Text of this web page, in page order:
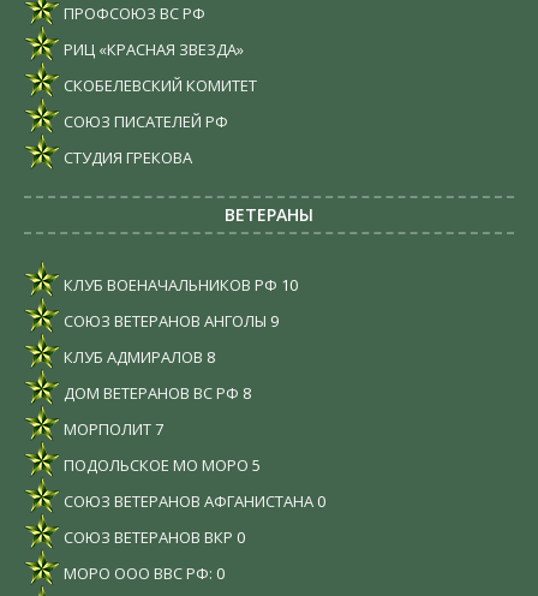
ПРОФСОЮЗ ВС РФ
РИЦ «КРАСНАЯ ЗВЕЗДА»
СКОБЕЛЕВСКИЙ КОМИТЕТ
СОЮЗ ПИСАТЕЛЕЙ РФ
СТУДИЯ ГРЕКОВА
ВЕТЕРАНЫ
КЛУБ ВОЕНАЧАЛЬНИКОВ РФ 10
СОЮЗ ВЕТЕРАНОВ АНГОЛЫ 9
КЛУБ АДМИРАЛОВ 8
ДОМ ВЕТЕРАНОВ ВС РФ 8
МОРПОЛИТ7
ПОДОЛЬСКОЕ МО МОРО 5
СОЮЗ ВЕТЕРАНОВ АФГАНИСТАНА 0
СОЮЗ ВЕТЕРАНОВ ВКР 0
МОРО ООО ВВС РФ: 0